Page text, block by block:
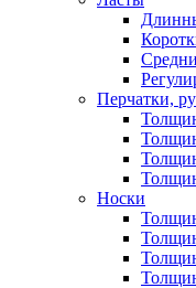
Перчатки,
Носки